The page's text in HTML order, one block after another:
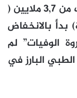
وإذا كان عدد الإصابات الذي يقترب من 3,7 ملايين (
إصابة في 24 ساعة) بدأ بالانخفاض
الوفيات” لم
البارز في